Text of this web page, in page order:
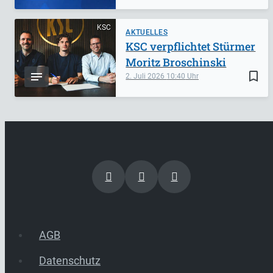
KSC
AKTUELLES
bookmark_border
2. Juli 2026 10:40
KSC verpflichtet Stürmer
Moritz Broschinski
AGB
Datenschutz